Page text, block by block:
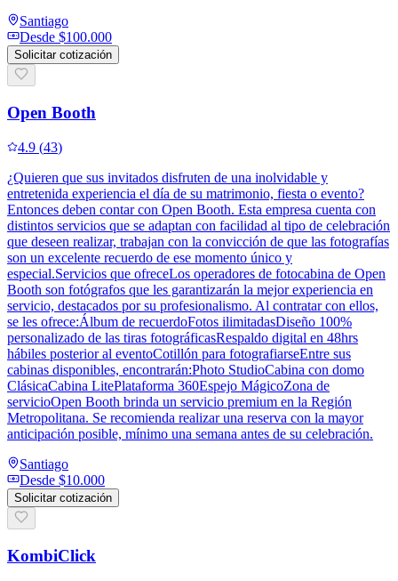
Santiago
Desde $100.000
Solicitar cotización
Open Booth
4.9 (43)
¿Quieren que sus invitados disfruten de una inolvidable y
entretenida experiencia el día de su matrimonio, fiesta o evento?
Entonces deben contar con Open Booth. Esta empresa cuenta con
distintos servicios que se adaptan con facilidad al tipo de celebración
que deseen realizar, trabajan con la convicción de que las fotografías
son un excelente recuerdo de ese momento único y
especial.Servicios que ofreceLos operadores de fotocabina de Open
Booth son fotógrafos que les garantizarán la mejor experiencia en
servicio, destacados por su profesionalismo. Al contratar con ellos,
se les ofrece:Álbum de recuerdoFotos ilimitadasDiseño 100%
personalizado de las tiras fotográficasRespaldo digital en 48hrs
hábiles posterior al eventoCotillón para fotografiarseEntre sus
cabinas disponibles, encontrarán:Photo StudioCabina con domo
ClásicaCabina LitePlataforma 360Espejo MágicoZona de
servicioOpen Booth brinda un servicio premium en la Región
Metropolitana. Se recomienda realizar una reserva con la mayor
anticipación posible, mínimo una semana antes de su celebración.
Santiago
Desde $10.000
Solicitar cotización
KombiClick